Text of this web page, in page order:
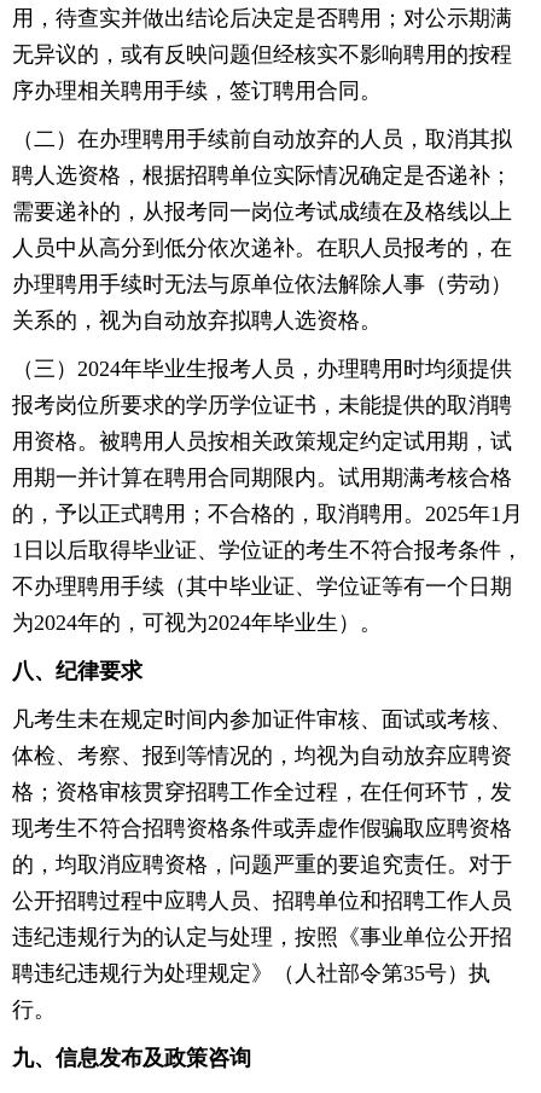
用，待查实并做出结论后决定是否聘用；对公示期满
无异议的，或有反映问题但经核实不影响聘用的按程
序办理相关聘用手续，签订聘用合同。
（二）在办理聘用手续前自动放弃的人员，取消其拟
聘人选资格，根据招聘单位实际情况确定是否递补；
需要递补的，从报考同一岗位考试成绩在及格线以上
人员中从高分到低分依次递补。在职人员报考的，在
办理聘用手续时无法与原单位依法解除人事（劳动）
关系的，视为自动放弃拟聘人选资格。
（三）2024年毕业生报考人员，办理聘用时均须提供
报考岗位所要求的学历学位证书，未能提供的取消聘
用资格。被聘用人员按相关政策规定约定试用期，试
用期一并计算在聘用合同期限内。试用期满考核合格
的，予以正式聘用；不合格的，取消聘用。2025年1月
1日以后取得毕业证、学位证的考生不符合报考条件，
不办理聘用手续（其中毕业证、学位证等有一个日期
为2024年的，可视为2024年毕业生）。
八、纪律要求
凡考生未在规定时间内参加证件审核、面试或考核、
体检、考察、报到等情况的，均视为自动放弃应聘资
格；资格审核贯穿招聘工作全过程，在任何环节，发
现考生不符合招聘资格条件或弄虚作假骗取应聘资格
的，均取消应聘资格，问题严重的要追究责任。对于
公开招聘过程中应聘人员、招聘单位和招聘工作人员
违纪违规行为的认定与处理，按照《事业单位公开招
聘违纪违规行为处理规定》（人社部令第35号）执
行。
九、信息发布及政策咨询